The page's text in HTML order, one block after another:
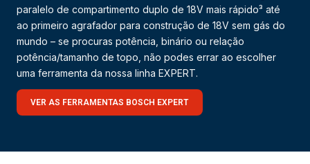
paralelo de compartimento duplo de 18V mais rápido³ até
ao primeiro agrafador para construção de 18V sem gás do
mundo – se procuras potência, binário ou relação
potência/tamanho de topo, não podes errar ao escolher
uma ferramenta da nossa linha EXPERT.
VER AS FERRAMENTAS BOSCH EXPERT